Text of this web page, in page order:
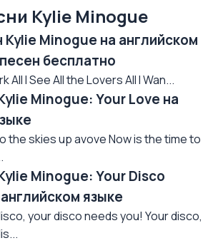
Kylie Minogue
Minogue на английском
бесплатно
All I See All the Lovers All I Wan...
Minogue: Your Love на
the skies up avove Now is the time to
Minogue: Your Disco
языке
your disco needs you! Your disco,